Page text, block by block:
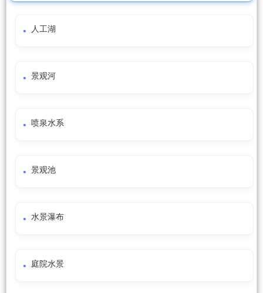
人工湖
景观河
喷泉水系
景观池
水景瀑布
庭院水景